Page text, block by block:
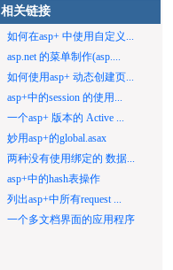
相关链接
如何在asp+ 中使用自定义...
asp.net 的菜单制作(asp....
如何使用asp+ 动态创建页...
asp+中的session 的使用...
一个asp+ 版本的 Active ...
妙用asp+的global.asax
两种没有使用绑定的 数据...
asp+中的hash表操作
列出asp+中所有request ...
一个多文档界面的应用程序